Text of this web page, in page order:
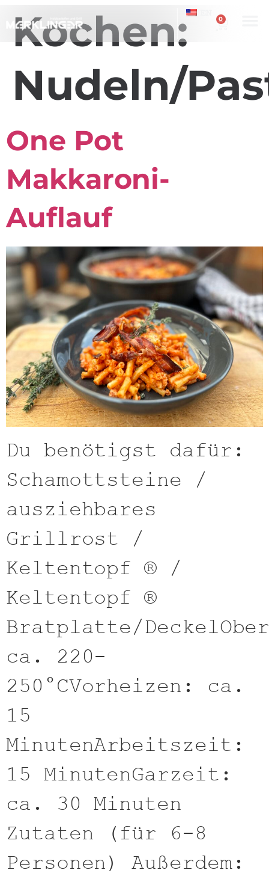
0
Kochen:
Nudeln/
One Pot
Makkaroni-
Auflauf
Du benötigst dafür:
Schamottsteine /
ausziehbares
Grillrost /
Keltentopf ® /
Keltentopf ®
Bratplatte/
ca. 220-
250°CVorheizen: ca.
15
MinutenArbeitszeit:
15 MinutenGarzeit:
ca. 30 Minuten
Zutaten (für 6-8
Personen) Außerdem: